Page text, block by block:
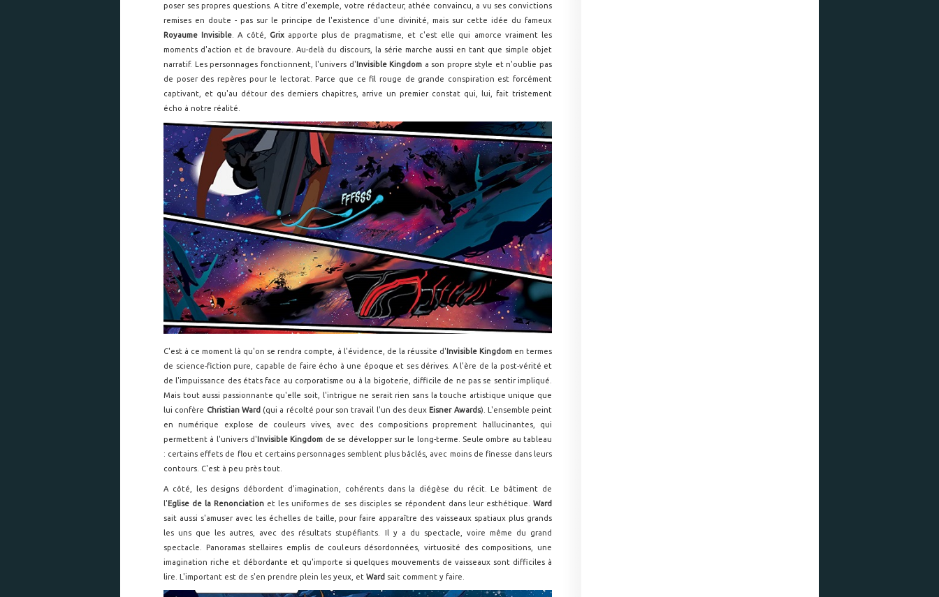
poser ses propres questions. A titre d'exemple, votre rédacteur, athée convaincu, a vu ses convictions
remises en doute - pas sur le principe de l'existence d'une divinité, mais sur cette idée du fameux
Royaume Invisible . A côté, Grix apporte plus de pragmatisme, et c'est elle qui amorce vraiment les
moments d'action et de bravoure. Au-delà du discours, la série marche aussi en tant que simple objet
narratif. Les personnages fonctionnent, l'univers d'Invisible Kingdom a son propre style et n'oublie pas
de poser des repères pour le lectorat. Parce que ce fil rouge de grande conspiration est forcément
captivant, et qu'au détour des derniers chapitres, arrive un premier constat qui, lui, fait tristement
écho à notre réalité.
C'est à ce moment là qu'on se rendra compte, à l'évidence, de la réussite d'Invisible Kingdom en termes
de science-fiction pure, capable de faire écho à une époque et ses dérives. A l'ère de la post-vérité et
de l'impuissance des états face au corporatisme ou à la bigoterie, difficile de ne pas se sentir impliqué.
Mais tout aussi passionnante qu'elle soit, l'intrigue ne serait rien sans la touche artistique unique que
lui confère Christian Ward (qui a récolté pour son travail l'un des deux Eisner Awards). L'ensemble peint
en numérique explose de couleurs vives, avec des compositions proprement hallucinantes, qui
permettent à l'univers d'Invisible Kingdom de se développer sur le long-terme. Seule ombre au tableau
: certains effets de flou et certains personnages semblent plus bâclés, avec moins de finesse dans leurs
contours. C'est à peu près tout.
A côté, les designs débordent d'imagination, cohérents dans la diégèse du récit. Le bâtiment de
l'Eglise de la Renonciation et les uniformes de ses disciples se répondent dans leur esthétique.Ward
sait aussi s'amuser avec les échelles de taille, pour faire apparaître des vaisseaux spatiaux plus grands
les uns que les autres, avec des résultats stupéfiants. Il y a du spectacle, voire même du grand
spectacle. Panoramas stellaires emplis de couleurs désordonnées, virtuosité des compositions, une
imagination riche et débordante et qu'importe si quelques mouvements de vaisseaux sont difficiles à
lire. L'important est de s'en prendre plein les yeux, et Ward sait comment y faire.